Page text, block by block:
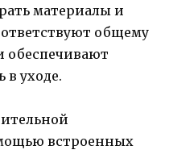
материалы и
общему
обеспечивают
в уходе.
встроенных